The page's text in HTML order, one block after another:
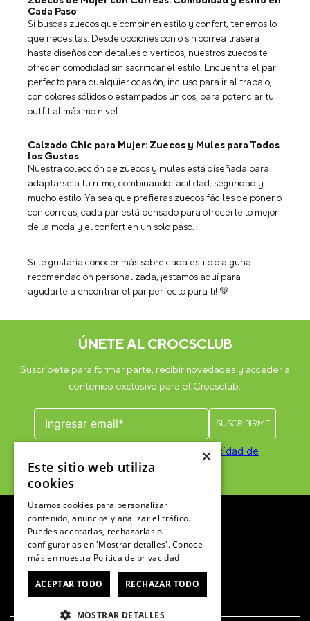
Cada Paso
Si buscas zuecos que combinen estilo y confort, tenemos lo
que necesitas. Desde opciones con o sin correa trasera
hasta diseños con detalles divertidos, nuestros zuecos te
ofrecen comodidad sin sacrificar el estilo. Encuentra el par
perfecto para cualquier ocasión, incluso para ir al trabajo,
con colores sólidos o estampados únicos, para potenciar tu
outfit al máximo nivel.
Calzado Chic para Mujer: Zuecos y Mules para Todos
los Gustos
Nuestra colección de zuecos y mules está diseñada para
adaptarse a tu ritmo, combinando facilidad, seguridad y
mucho estilo. Ya sea que prefieras zuecos fáciles de poner o
con correas, cada par está pensado para ofrecerte lo mejor
de la moda y el confort en un solo paso.
Si te gustaría conocer más sobre cada estilo o alguna
recomendación personalizada, ¡estamos aquí para
ayudarte a encontrar el par perfecto para ti! 💚
ÚNETE AL CROCSCLUB
Suscríbete para formar parte, recibir novedades y acceder a
contenido exclusivo para el Crocsclub.
Políticas de privacidad de
marketing
* ×
Este sitio web utiliza
cookies
Usamos cookies para personalizar
contenido, anuncios y analizar el tráfico.
Puedes aceptarlas, rechazarlas o
configurarlas en 'Mostrar detalles'. Conoce
más en nuestra Política de privacidad
ACEPTAR TODO RECHAZAR TODO
MOSTRAR DETALLES